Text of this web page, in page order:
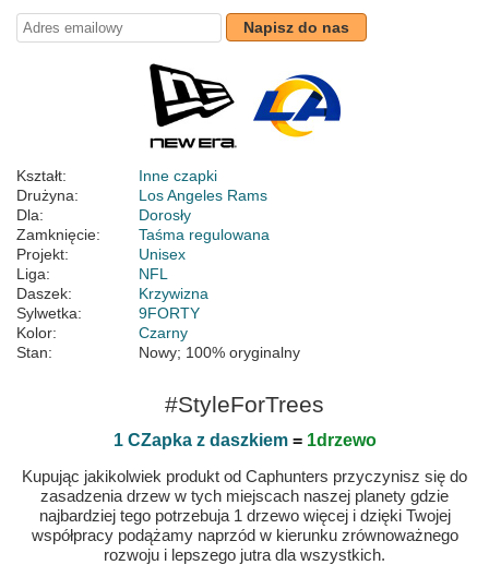
Napisz do nas
Kształt:
Inne czapki
Drużyna:
Los Angeles Rams
Dla:
Dorosły
Zamknięcie:
Taśma regulowana
Projekt:
Unisex
Liga:
NFL
Daszek:
Krzywizna
Sylwetka:
9FORTY
Kolor:
Czarny
Stan:
Nowy; 100% oryginalny
#StyleForTrees
1 CZapka z daszkiem= 1drzewo
Kupując jakikolwiek produkt od Caphunters przyczynisz się do
zasadzenia drzew w tych miejscach naszej planety gdzie
najbardziej tego potrzebuja 1 drzewo więcej i dzięki Twojej
współpracy podążamy naprzód w kierunku zrównoważnego
rozwoju i lepszego jutra dla wszystkich.